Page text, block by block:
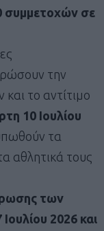
συμμετοχών σε
την
το αντίτιμο
10 Ιουλίου
τα
αθλητικά τους
των
2026 και